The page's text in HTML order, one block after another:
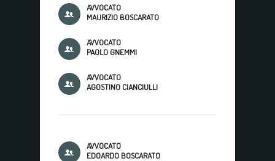
AVVOCATO
MAURIZIO BOSCARATO
AVVOCATO
PAOLO GNEMMI
AVVOCATO
AGOSTINO CIANCIULLI
AVVOCATO
EDOARDO BOSCARATO